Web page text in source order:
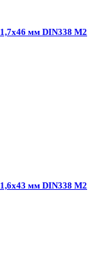
1,7х46 мм DIN338 М2
1,6х43 мм DIN338 М2